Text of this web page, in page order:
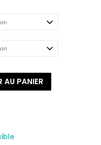
AU PANIER